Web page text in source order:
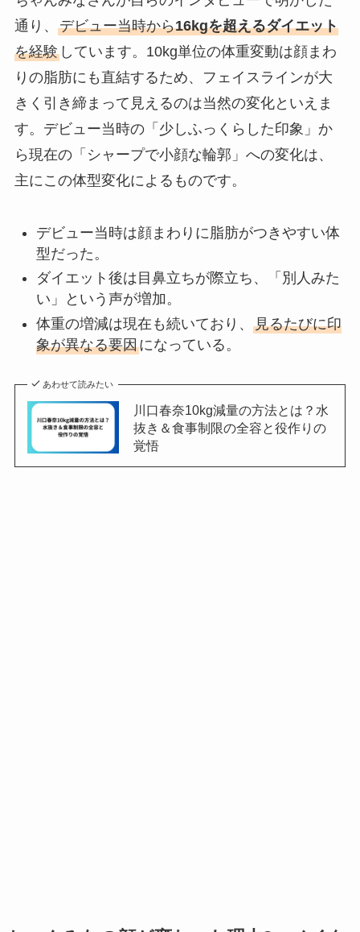
通り、 デビュー当時から16kgを超えるダイエット
を経験しています。10kg単位の体重変動は顔まわ
りの脂肪にも直結するため、フェイスラインが大
きく引き締まって見えるのは当然の変化といえま
す。デビュー当時の「少しふっくらした印象」か
ら現在の「シャープで小顔な輪郭」への変化は、
主にこの体型変化によるものです。
デビュー当時は顔まわりに脂肪がつきやすい体
型だった。
ダイエット後は目鼻立ちが際立ち、「別人みた
い」という声が増加。
体重の増減は現在も続いており、 見るたびに印
象が異なる要因になっている。
あわせて読みたい
川口春奈10kg減量の方法とは？水
抜き＆食事制限の全容と役作りの
覚悟